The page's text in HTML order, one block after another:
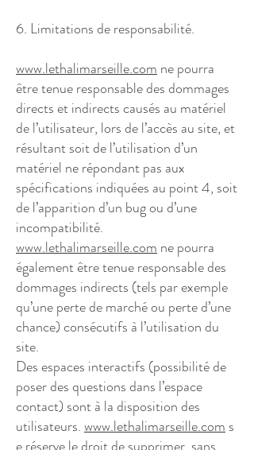
6. Limitations de responsabilité.
www.lethalimarseille.com ne pourra
être tenue responsable des dommages
directs et indirects causés au matériel
de l’utilisateur, lors de l’accès au site, et
résultant soit de l’utilisation d’un
matériel ne répondant pas aux
spécifications indiquées au point 4, soit
de l’apparition d’un bug ou d’une
incompatibilité.
www.lethalimarseille.com ne pourra
également être tenue responsable des
dommages indirects (tels par exemple
qu’une perte de marché ou perte d’une
chance) consécutifs à l’utilisation du
site.
Des espaces interactifs (possibilité de
poser des questions dans l’espace
contact) sont à la disposition des
utilisateurs.www.lethalimarseille.com s